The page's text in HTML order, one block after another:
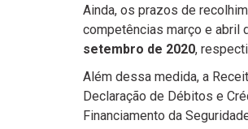
Ainda, os prazos de
competências março e abril
setembro de 2020,
Além dessa medida, a
Declaração de Débitos e
Financiamento da